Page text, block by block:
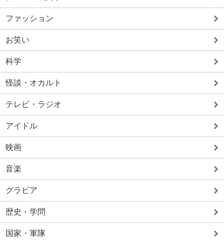
ファッション
お笑い
科学
怪談・オカルト
テレビ・ラジオ
アイドル
映画
音楽
グラビア
歴史・学問
国家・軍隊